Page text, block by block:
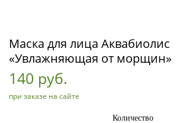
Маска для лица Аквабиолис
«Увлажняющая от морщин»
140 руб.
при заказе на сайте
Количество